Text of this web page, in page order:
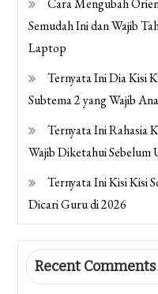
Cara Mengubah
Semudah Ini dan Wajib
Laptop
Ternyata Ini Dia Kisi
Subtema 2 yang Wajib
Ternyata Ini Rahasia
Wajib Diketahui Sebelum
Ternyata Ini Kisi Kisi
Dicari Guru di 2026
Recent Comments